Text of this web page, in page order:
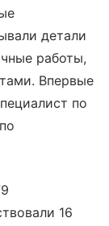
детали
работы,
Впервые
по
16